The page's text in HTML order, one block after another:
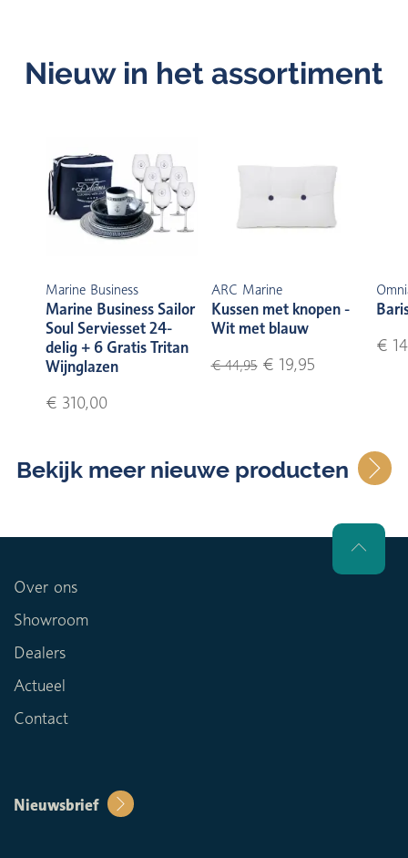
Nieuw in het assortiment
Marine Business
Marine Business Sailor
Soul Serviesset 24-
delig + 6 Gratis Tritan
Wijnglazen
€ 310,00
ARC Marine
Kussen met knopen -
Wit met blauw
€ 44,95€ 19,95
€
Bekijk meer nieuwe producten
Over ons
Showroom
Dealers
Actueel
Contact
Nieuwsbrief